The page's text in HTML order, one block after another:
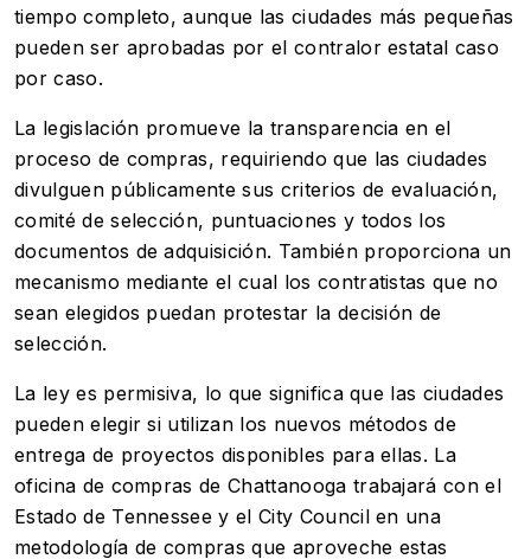
tiempo completo, aunque las ciudades más pequeñas
pueden ser aprobadas por el contralor estatal caso
por caso.
La legislación promueve la transparencia en el
proceso de compras, requiriendo que las ciudades
divulguen públicamente sus criterios de evaluación,
comité de selección, puntuaciones y todos los
documentos de adquisición. También proporciona un
mecanismo mediante el cual los contratistas que no
sean elegidos puedan protestar la decisión de
selección.
La ley es permisiva, lo que significa que las ciudades
pueden elegir si utilizan los nuevos métodos de
entrega de proyectos disponibles para ellas. La
oficina de compras de Chattanooga trabajará con el
Estado de Tennessee y el City Council en una
metodología de compras que aproveche estas